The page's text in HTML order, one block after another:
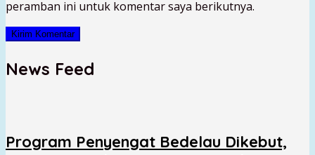
peramban ini untuk komentar saya berikutnya.
News Feed
Program Penyengat Bedelau Dikebut,